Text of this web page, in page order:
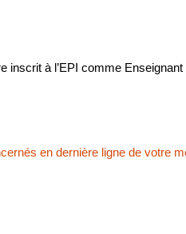
inscrit à l’EPI comme Enseignant
en dernière ligne de votre